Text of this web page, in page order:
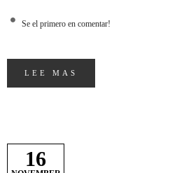
Se el primero en comentar!
LEE MAS
16